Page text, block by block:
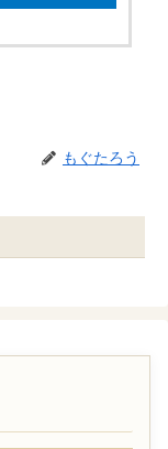
もぐたろう